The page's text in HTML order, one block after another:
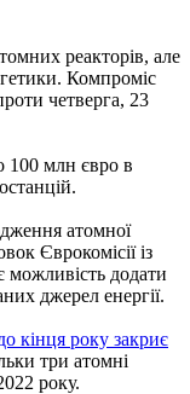
реакторів, але
Компроміс
четверга, 23
100 млн євро в
атомної
Єврокомісії із
можливість додати
джерел енергії.
кінця року закриє
три атомні
року.